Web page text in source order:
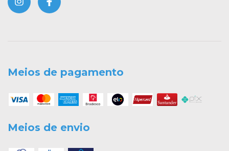
Meios de pagamento
Meios de envio